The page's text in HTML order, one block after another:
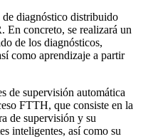
de diagnóstico distribuido
concreto, se realizará un
de los diagnósticos,
como aprendizaje a partir
de supervisión automática
FTTH, que consiste en la
de supervisión y su
inteligentes, así como su